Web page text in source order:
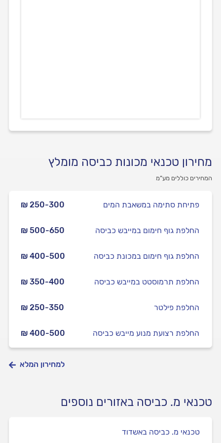
מחירון טכנאי מכונות כביסה מומלץ
המחירים כוללים מע”מ
₪ 250-300 פתיחת סתימה במשאבת המים
₪ 500-650 החלפת גוף חימום במייבש כביסה
₪ 400-500 החלפת גוף חימום במכונת כביסה
₪ 350-400 החלפת תרמוסטט במייבש כביסה
₪ 250-350 החלפת פילטר
₪ 400-500 החלפת רצועת מנוע מייבש כביסה
למחירון המלא
טכנאי מ. כביסה באזורים נוספים
טכנאי מ. כביסה באשדוד